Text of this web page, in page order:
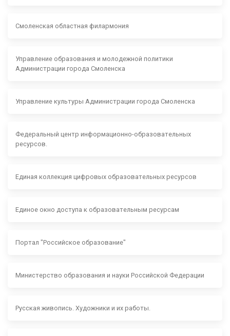
Смоленская областная филармония
Управление образования и молодежной политики
Администрации города Смоленска
Управление культуры Администрации города Смоленска
Федеральный центр информационно-образовательных
ресурсов.
Единая коллекция цифровых образовательных ресурсов
Единое окно доступа к образовательным ресурсам
Портал "Российское образование"
Министерство образования и науки Российской Федерации
Русская живопись. Художники и их работы.